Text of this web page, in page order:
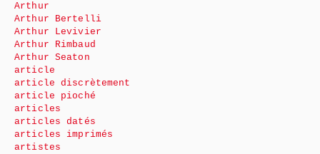
Arthur
Arthur Bertelli
Arthur Levivier
Arthur Rimbaud
Arthur Seaton
article
article discrètement
article pioché
articles
articles datés
articles imprimés
artistes